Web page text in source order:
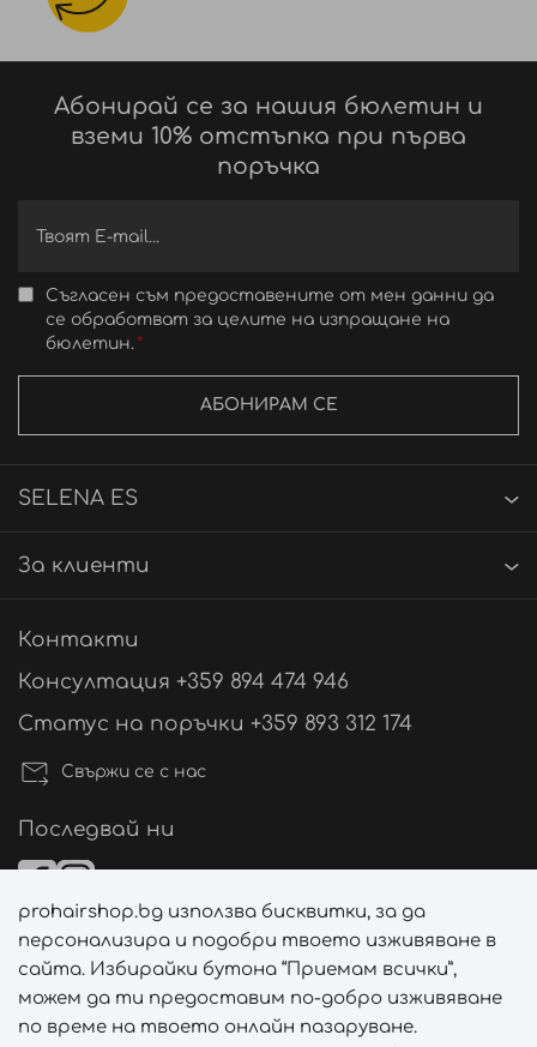
Абонирай се за нашия бюлетин и
вземи 10% отстъпка при първа
поръчка
Съгласен съм предоставените от мен данни да
се обработват за целите на изпращане на
бюлетин.
АБОНИРАМ СЕ
SELENA ES
За клиенти
Контакти
Консултация +359 894 474 946
Статус на поръчки +359 893 312 174
Свържи се с нас
Последвай ни
Начини на плащане
prohairshop.bg използва бисквитки, за да
персонализира и подобри твоето изживяване в
сайта. Избирайки бутона “Приемам всички”,
можем да ти предоставим по-добро изживяване
по време на твоето онлайн пазаруване.